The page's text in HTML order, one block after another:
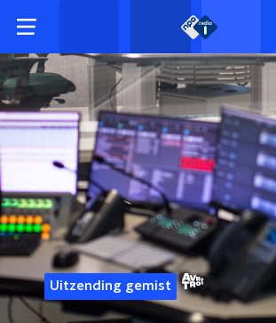
Uitzending gemist